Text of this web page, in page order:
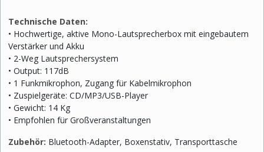
Technische Daten:
• Hochwertige, aktive Mono-Lautsprecherbox mit eingebautem
Verstärker und Akku
• 2-Weg Lautsprechersystem
• Output: 117dB
• 1 Funkmikrophon, Zugang für Kabelmikrophon
• Zuspielgeräte: CD/MP3/USB-Player
• Gewicht: 14 Kg
• Empfohlen für Großveranstaltungen
Zubehör: Bluetooth-Adapter, Boxenstativ, Transporttasche